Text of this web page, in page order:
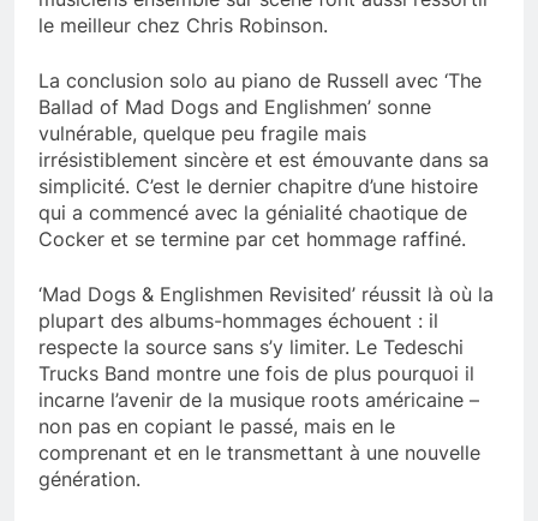
le meilleur chez Chris Robinson.
La conclusion solo au piano de Russell avec ‘The
Ballad of Mad Dogs and Englishmen’ sonne
vulnérable, quelque peu fragile mais
irrésistiblement sincère et est émouvante dans sa
simplicité. C’est le dernier chapitre d’une histoire
qui a commencé avec la génialité chaotique de
Cocker et se termine par cet hommage raffiné.
‘Mad Dogs & Englishmen Revisited’ réussit là où la
plupart des albums-hommages échouent : il
respecte la source sans s’y limiter. Le Tedeschi
Trucks Band montre une fois de plus pourquoi il
incarne l’avenir de la musique roots américaine –
non pas en copiant le passé, mais en le
comprenant et en le transmettant à une nouvelle
génération.